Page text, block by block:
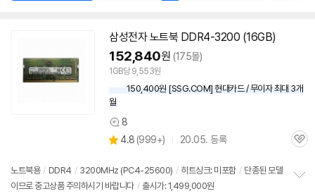
삼성전자노트북 DDR4-3200 (16GB)
152,840원 (175몰)
1GB당 9,553원
150,400원 [SSG.COM] 현대카드 / 무이자 최대 3개
월
상
품
견
8
별
4.8 (상
리
뷰
999+) 20.05. 등록
관
노트북용 / DDR4 / 3200MHz (PC4-25600) / 히트싱크: 미포함 / 단종된 모델
이므로 중고상품 주의하시기 바랍니다 / 출시가: 1,499,000원